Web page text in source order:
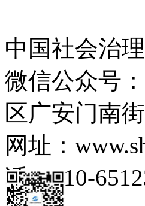
中国社会治
微信公众号
区广安门南
网址：
话：010-